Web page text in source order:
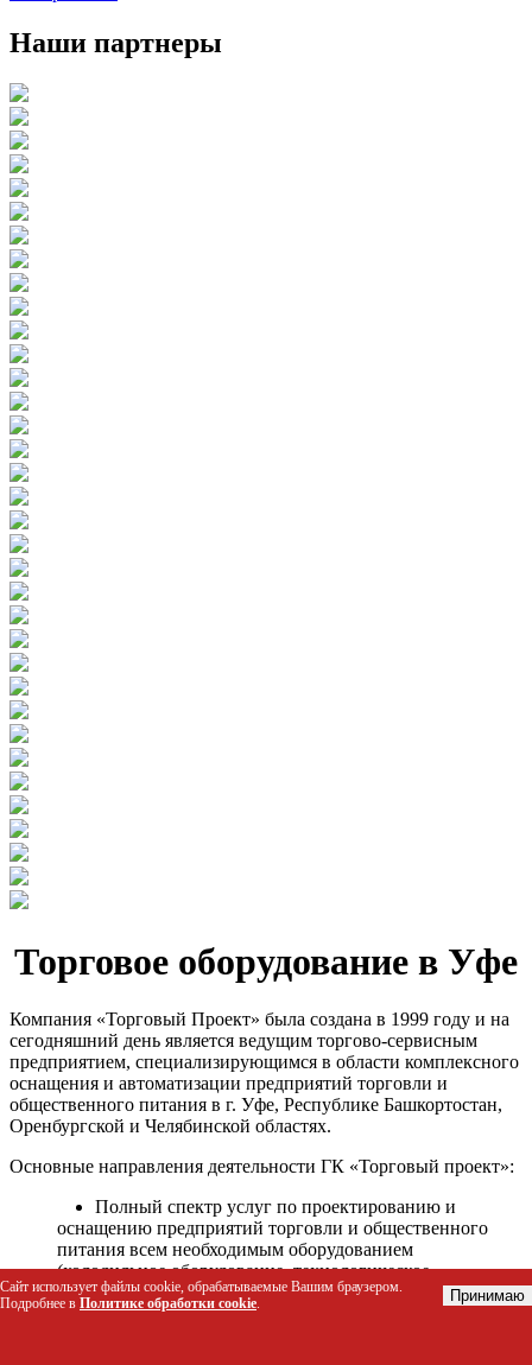
Наши партнеры
Торговое оборудование в Уфе
Компания «Торговый Проект» была создана в 1999 году и на
сегодняшний день является ведущим торгово-сервисным
предприятием, специализирующимся в области комплексного
оснащения и автоматизации предприятий торговли и
общественного питания в г. Уфе, Республике Башкортостан,
Оренбургской и Челябинской областях.
Основные направления деятельности ГК «Торговый проект»:
Полный спектр услуг по проектированию и
оснащению предприятий торговли и общественного
питания всем необходимым оборудованием
(холодильное оборудование, технологическое
оборудование, стеллажное оборудование и т.д.);
Автоматизация торговых процессов и внедрения
Сайт использует файлы cookie, обрабатываемые Вашим браузером.
Подробнее в Политике обработки cookie. Принимаю